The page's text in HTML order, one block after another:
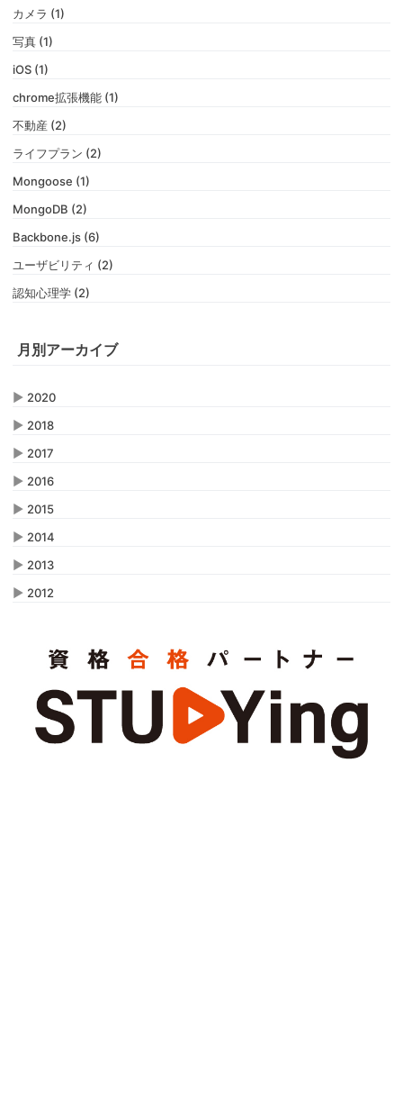
カメラ (1)
写真 (1)
iOS (1)
chrome拡張機能 (1)
不動産 (2)
ライフプラン (2)
Mongoose (1)
MongoDB (2)
Backbone.js (6)
ユーザビリティ (2)
認知心理学 (2)
月別アーカイブ
▶ 2020
▶ 2018
▶ 2017
▶ 2016
▶ 2015
▶ 2014
▶ 2013
▶ 2012